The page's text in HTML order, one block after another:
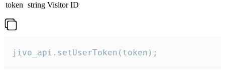
token string Visitor ID
jivo_api.setUserToken(token);